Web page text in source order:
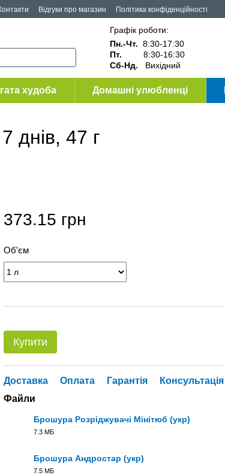
Відгуки про магазин
Політика конфіденційності
Графік роботи:
Пн.-Чт. 8:30-17:30
Пт.
8:30-16:30
Сб-Нд. Вихідний
худоба Домашні улюбленці
днів, 47 г
373.15 грн
Об'єм
Купити
Доставка Оплата Гарантія
Консультація
Файли
Брошура Розріджувачі Мінітюб (укр)
7.3 МБ
Брошура Андростар (укр)
7.5 МБ